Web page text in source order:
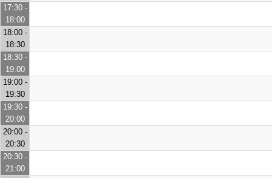
17:30 -
18:00
18:00 -
18:30
18:30 -
19:00
19:00 -
19:30
19:30 -
20:00
20:00 -
20:30
20:30 -
21:00